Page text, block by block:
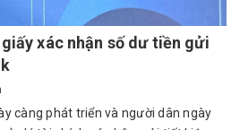
xác nhận số dư tiền gửi
càng phát triển và người dân ngày